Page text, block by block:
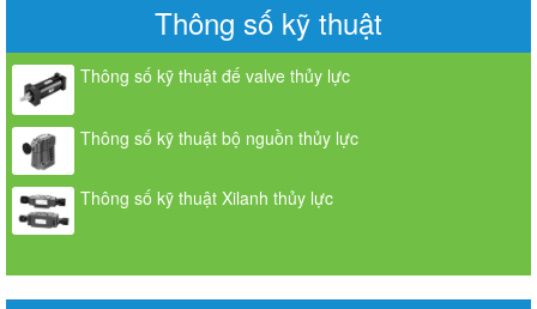
Thông số kỹ thuật
Thông số kỹ thuật đế valve thủy lực
Thông số kỹ thuật bộ nguồn thủy lực
Thông số kỹ thuật Xilanh thủy lực